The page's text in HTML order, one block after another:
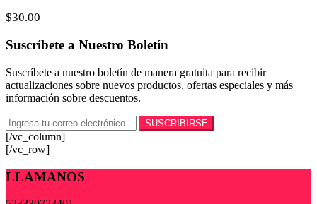
$30.00
Suscríbete a Nuestro Boletín
Suscríbete a nuestro boletín de manera gratuita para recibir
actualizaciones sobre nuevos productos, ofertas especiales y más
información sobre descuentos.
[/vc_column]
[/vc_row]
LLAMANOS